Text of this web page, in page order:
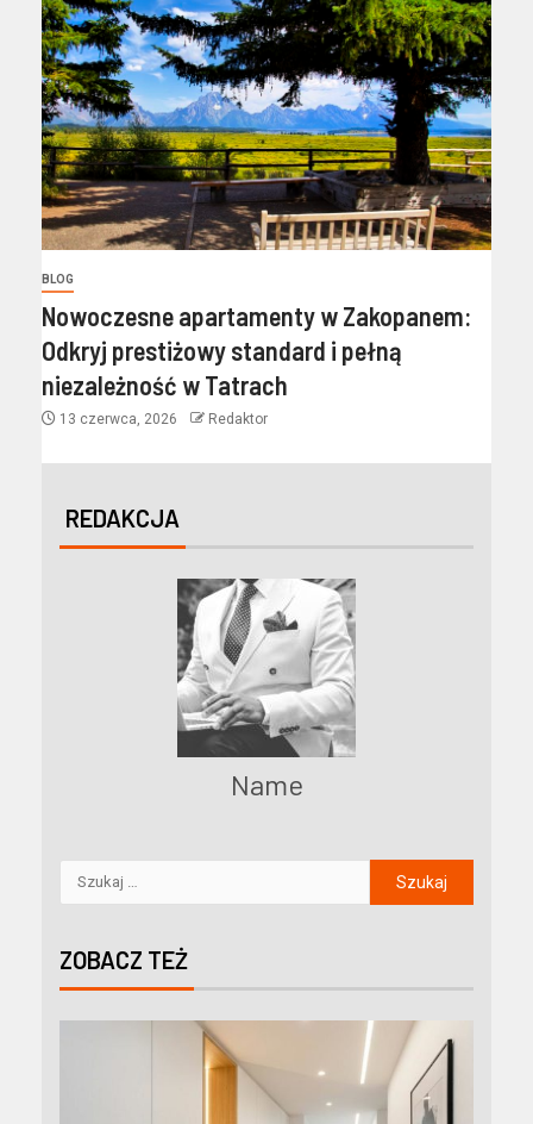
BLOG
Nowoczesne apartamenty w Zakopanem:
Odkryj prestiżowy standard i pełną
niezależność w Tatrach
13 czerwca, 2026 Redaktor
REDAKCJA
Name
ZOBACZ TEŻ